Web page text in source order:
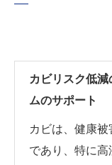
カビリスク低
ムのサポート
カビは、健康
であり、特に